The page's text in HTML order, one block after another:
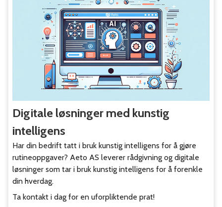
Digitale løsninger med kunstig
intelligens
Har din bedrift tatt i bruk kunstig intelligens for å gjøre
rutineoppgaver? Aeto AS leverer rådgivning og digitale
løsninger som tar i bruk kunstig intelligens for å forenkle
din hverdag.
Ta kontakt i dag for en uforpliktende prat!